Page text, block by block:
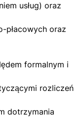
usług) oraz
płacowych oraz
formalnym i
rozliczeń
dotrzymania